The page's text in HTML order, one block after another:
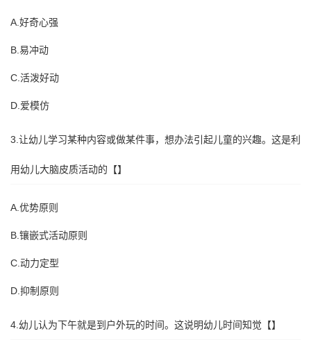
A.好奇心强
B.易冲动
C.活泼好动
D.爱模仿
3.让幼儿学习某种内容或做某件事，想办法引起儿童的兴趣。这是利
用幼儿大脑皮质活动的【】
A.优势原则
B.镶嵌式活动原则
C.动力定型
D.抑制原则
4.幼儿认为下午就是到户外玩的时间。这说明幼儿时间知觉【】